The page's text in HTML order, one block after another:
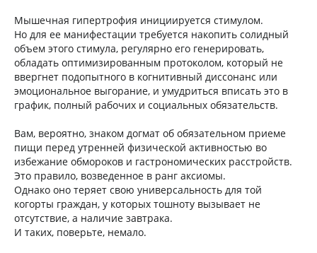
Мышечная гипертрофия инициируется стимулом.
Но для ее манифестации требуется накопить солидный
объем этого стимула, регулярно его генерировать,
обладать оптимизированным протоколом, который не
ввергнет подопытного в когнитивный диссонанс или
эмоциональное выгорание, и умудриться вписать это в
график, полный рабочих и социальных обязательств.
Вам, вероятно, знаком догмат об обязательном приеме
пищи перед утренней физической активностью во
избежание обмороков и гастрономических расстройств.
Это правило, возведенное в ранг аксиомы.
Однако оно теряет свою универсальность для той
когорты граждан, у которых тошноту вызывает не
отсутствие, а наличие завтрака.
И таких, поверьте, немало.